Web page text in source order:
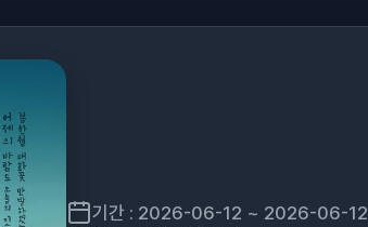
기간 : 2026-06-12 ~ 2026-06-12